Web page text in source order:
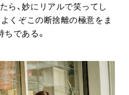
ら、妙にリアルで笑ってし
よくぞこの断捨離の極意をま
である。